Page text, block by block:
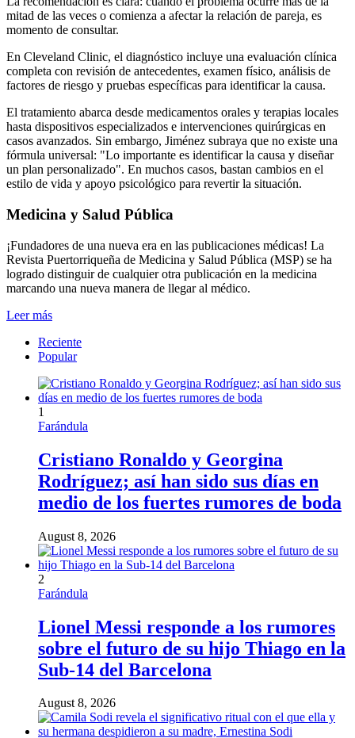
mitad de las veces o comienza a afectar la relación de pareja, es
momento de consultar.
En Cleveland Clinic, el diagnóstico incluye una evaluación clínica
completa con revisión de antecedentes, examen físico, análisis de
factores de riesgo y pruebas específicas para identificar la causa.
El tratamiento abarca desde medicamentos orales y terapias locales
hasta dispositivos especializados e intervenciones quirúrgicas en
casos avanzados. Sin embargo, Jiménez subraya que no existe una
fórmula universal: "Lo importante es identificar la causa y diseñar
un plan personalizado". En muchos casos, bastan cambios en el
estilo de vida y apoyo psicológico para revertir la situación.
Medicina y Salud Pública
¡Fundadores de una nueva era en las publicaciones médicas! La
Revista Puertorriqueña de Medicina y Salud Pública (MSP) se ha
logrado distinguir de cualquier otra publicación en la medicina
marcando una nueva manera de llegar al médico.
Leer más
Reciente
Popular
1
Farándula
Cristiano Ronaldo y Georgina
Rodríguez; así han sido sus días en
medio de los fuertes rumores de boda
August 8, 2026
2
Farándula
Lionel Messi responde a los rumores
sobre el futuro de su hijo Thiago en la
Sub-14 del Barcelona
August 8, 2026